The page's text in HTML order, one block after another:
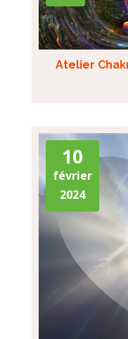
Atelier
10
février
2024